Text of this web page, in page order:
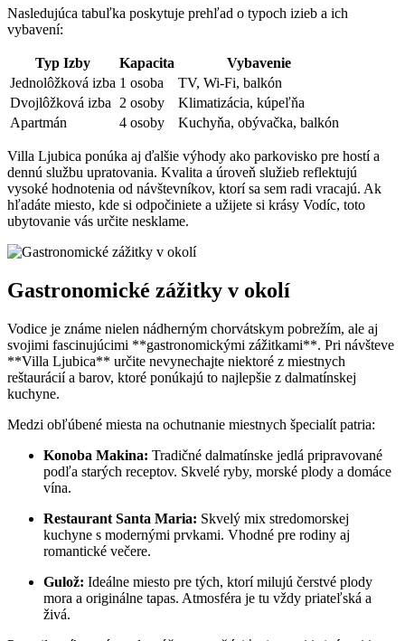
Nasledujúca tabuľka poskytuje prehľad o typoch izieb a ich
vybavení:
Typ Izby Kapacita
Vybavenie
Jednolôžková izba 1 osoba
TV, Wi-Fi, balkón
Dvojlôžková izba 2 osoby
Klimatizácia, kúpeľňa
Apartmán
4 osoby Kuchyňa, obývačka, balkón
Villa Ljubica ponúka aj ďalšie výhody ako parkovisko pre hostí a
dennú službu upratovania. Kvalita a úroveň služieb reflektujú
vysoké hodnotenia od návštevníkov, ktorí sa sem radi vracajú. Ak
hľadáte miesto, kde si odpočiniete a užijete si krásy Vodíc, toto
ubytovanie vás určite nesklame.
Gastronomické zážitky v okolí
Vodice je známe nielen nádherným chorvátskym pobrežím, ale aj
svojimi fascinujúcimi **gastronomickými zážitkami**. Pri návšteve
**Villa Ljubica** určite nevynechajte niektoré z miestnych
reštaurácií a barov, ktoré ponúkajú to najlepšie z dalmatínskej
kuchyne.
Medzi obľúbené miesta na ochutnanie miestnych špecialít patria:
Konoba Makina: Tradičné dalmatínske jedlá pripravované
podľa starých receptov. Skvelé ryby, morské plody a domáce
vína.
Restaurant Santa Maria: Skvelý mix stredomorskej
kuchyne s modernými prvkami. Vhodné pre rodiny aj
romantické večere.
Gulož: Ideálne miesto pre tých, ktorí milujú čerstvé plody
mora a originálne tapas. Atmosféra je tu vždy priateľská a
živá.